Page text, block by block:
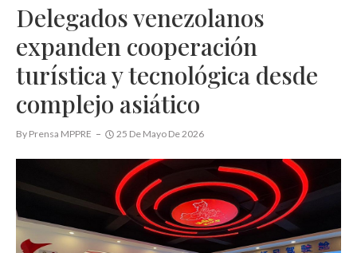
Delegados venezolanos
expanden cooperación
turística y tecnológica desde
complejo asiático
By Prensa MPPRE 25 De Mayo De 2026